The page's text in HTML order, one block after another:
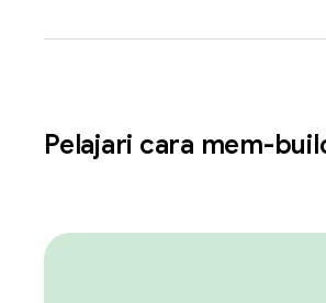
Pelajari cara mem-